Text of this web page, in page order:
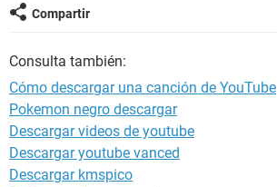
Compartir
Consulta también:
Cómo descargar una canción de YouTube
Pokemon negro descargar
Descargar videos de youtube
Descargar youtube vanced
Descargar kmspico